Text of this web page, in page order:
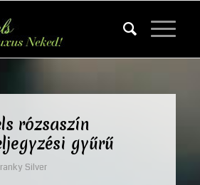
rózsaszín
gyűrű
Silver